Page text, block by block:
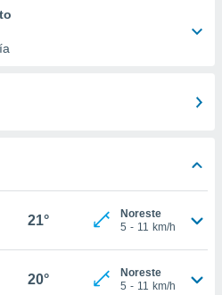
21°
Noreste
5 - 11 km/h
20°
Noreste
5 - 11 km/h